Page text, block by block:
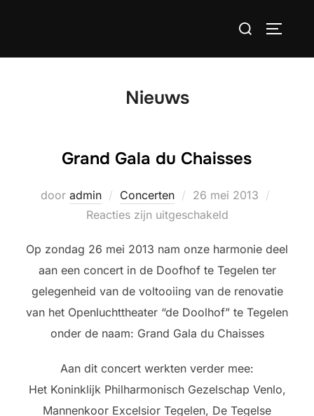
Zoek
Nieuws
Grand Gala du Chaisses
door admin Concerten
Geplaatst
op
26 mei 2013
Reacties zijn uitgeschakeld
Op zondag 26 mei 2013 nam onze harmonie deel
aan een concert in de Doofhof te Tegelen ter
gelegenheid van de voltooiing van de renovatie
van het Openluchttheater “de Doolhof” te Tegelen
onder de naam: Grand Gala du Chaisses
Aan dit concert werkten verder mee:
Het Koninklijk Philharmonisch Gezelschap Venlo,
Mannenkoor Excelsior Tegelen, De Tegelse